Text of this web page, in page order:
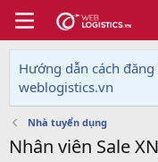
Hướng dẫn cách
weblogistics.vn
Nhà tuyển dụng
Nhân viên Sale